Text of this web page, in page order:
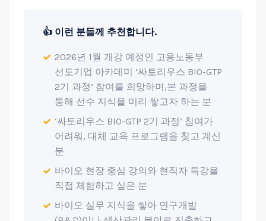
👍 이런 분들께 추천합니다.
2026년 1월 개강 예정인 고용노동부
선도기업 아카데미 ‘싸토리우스 BIO-GTP
2기 과정’ 참여를 희망하며,본 과정을
통해 선수 지식을 미리 쌓고자 하는 분
‘싸토리우스 BIO-GTP 2기 과정’ 참여가
어려워, 대체 교육 프로그램을 찾고 계신
분
바이오 현장 중심 강의와 현직자 특강을
직접 체험하고 싶은 분
바이오 실무 지식을 쌓아 연구개발